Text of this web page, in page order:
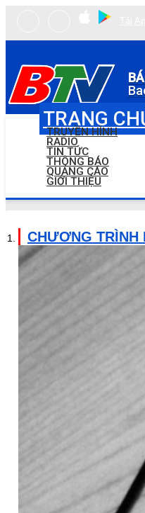
TRANG
TRUYỀN HÌNH
RADIO
TIN TỨC
THÔNG BÁO
QUẢNG CÁO
GIỚI THIỆU
CHƯƠNG TRÌNH